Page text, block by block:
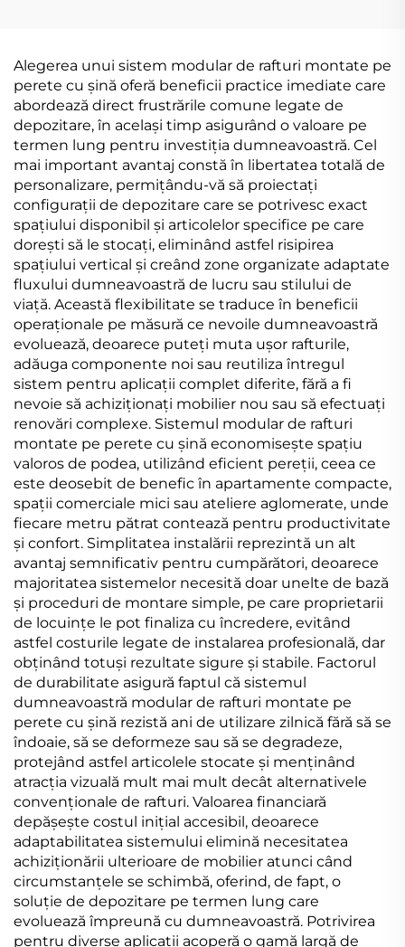
Alegerea unui sistem modular de rafturi montate pe
perete cu șină oferă beneficii practice imediate care
abordează direct frustrările comune legate de
depozitare, în același timp asigurând o valoare pe
termen lung pentru investiția dumneavoastră. Cel
mai important avantaj constă în libertatea totală de
personalizare, permițându-vă să proiectați
configurații de depozitare care se potrivesc exact
spațiului disponibil și articolelor specifice pe care
dorești să le stocați, eliminând astfel risipirea
spațiului vertical și creând zone organizate adaptate
fluxului dumneavoastră de lucru sau stilului de
viață. Această flexibilitate se traduce în beneficii
operaționale pe măsură ce nevoile dumneavoastră
evoluează, deoarece puteți muta ușor rafturile,
adăuga componente noi sau reutiliza întregul
sistem pentru aplicații complet diferite, fără a fi
nevoie să achiziționați mobilier nou sau să efectuați
renovări complexe. Sistemul modular de rafturi
montate pe perete cu șină economisește spațiu
valoros de podea, utilizând eficient pereții, ceea ce
este deosebit de benefic în apartamente compacte,
spații comerciale mici sau ateliere aglomerate, unde
fiecare metru pătrat contează pentru productivitate
și confort. Simplitatea instalării reprezintă un alt
avantaj semnificativ pentru cumpărători, deoarece
majoritatea sistemelor necesită doar unelte de bază
și proceduri de montare simple, pe care proprietarii
de locuințe le pot finaliza cu încredere, evitând
astfel costurile legate de instalarea profesională, dar
obținând totuși rezultate sigure și stabile. Factorul
de durabilitate asigură faptul că sistemul
dumneavoastră modular de rafturi montate pe
perete cu șină rezistă ani de utilizare zilnică fără să se
îndoaie, să se deformeze sau să se degradeze,
protejând astfel articolele stocate și menținând
atracția vizuală mult mai mult decât alternativele
convenționale de rafturi. Valoarea financiară
depășește costul inițial accesibil, deoarece
adaptabilitatea sistemului elimină necesitatea
achiziționării ulterioare de mobilier atunci când
circumstanțele se schimbă, oferind, de fapt, o
soluție de depozitare pe termen lung care
evoluează împreună cu dumneavoastră. Potrivirea
pentru diverse aplicații acoperă o gamă largă de